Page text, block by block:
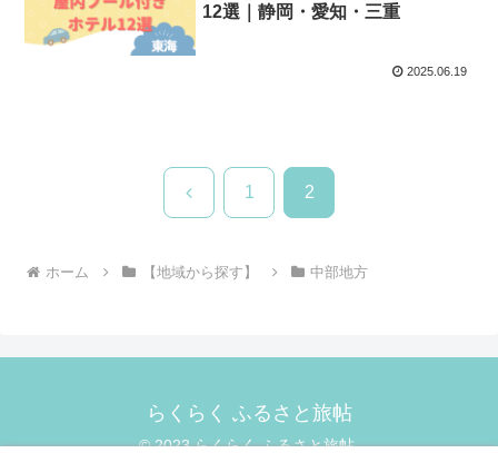
12選｜静岡・愛知・三重
2025.06.19
前 1 2
ホーム 【地域から探す】 中部地方
らくらく ふるさと旅帖
© 2023 らくらく ふるさと旅帖.